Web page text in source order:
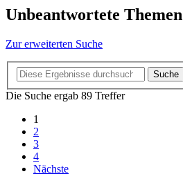
Unbeantwortete Themen
Zur erweiterten Suche
Suche
Die Suche ergab 89 Treffer
1
2
3
4
Nächste